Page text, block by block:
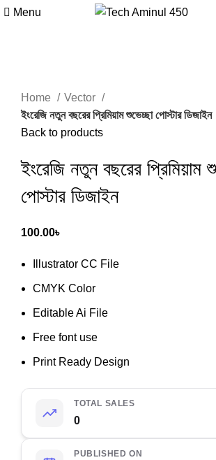
Menu
Home
Vector
ইংরেজি নতুন বছরের প্রিমিয়াম শুভেচ্ছা পোস্টার ডিজাইন
Back to products
ইংরেজি নতুন বছরের প্রিমিয়াম
পোস্টার ডিজাইন
100.00৳
Illustrator CC File
CMYK Color
Editable Ai File
Free font use
Print Ready Design
TOTAL SALES
0
PUBLISHED ON